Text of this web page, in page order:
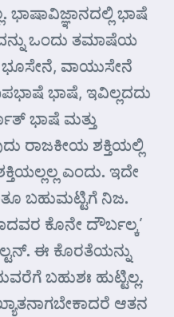
ಭಾಷೆ
ಒಂದು ತಮಾಷೆಯ
ವಾಯುಸೇನೆ
ಭಾಷೆ, ಇವಿಲ್ಲದದು
ಭಾಷೆ ಮತ್ತು
ರಾಜಕೀಯ ಶಕ್ತಿಯಲ್ಲಿ
ಎಂದು. ಇದೇ
ಬಹುಮಟ್ಟಿಗೆ ನಿಜ.
ಕೊನೇ ದೌರ್ಬಲ್ಕ’
ಈ ಕೊರತೆಯನ್ನು
ಬಹುಶಃ ಹುಟ್ಟಿಲ್ಲ.
ಆತನ